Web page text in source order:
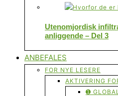
Utenomjordisk
anliggende – Del 3
ANBEFALES
FOR NYE LESERE
AKTIVERING
➊